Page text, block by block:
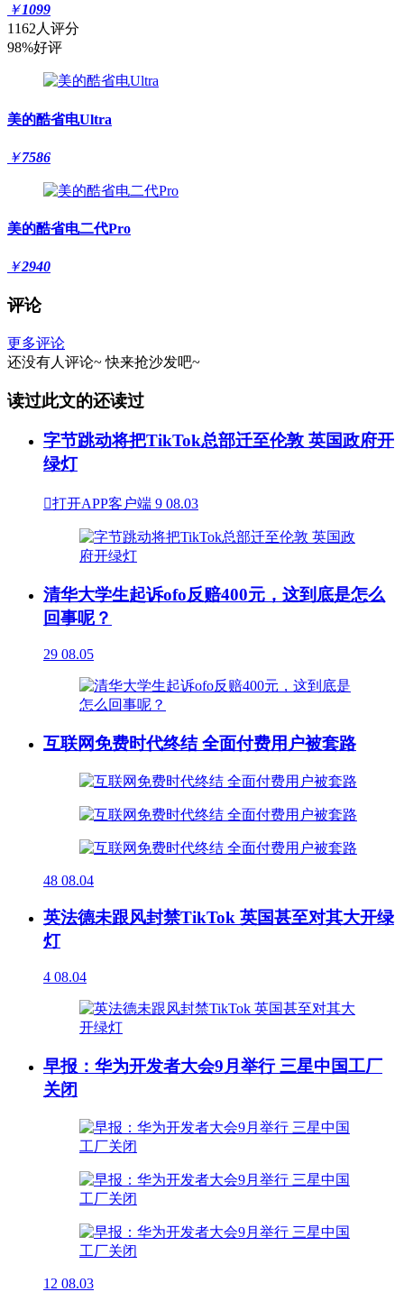
￥1099
1162人评分
98%好评
美的酷省电Ultra
￥7586
美的酷省电二代Pro
￥2940
评论
更多评论
还没有人评论~ 快来抢沙发吧~
读过此文的还读过
字节跳动将把TikTok总部迁至伦敦 英国政府开
绿灯
打开APP客户端 9 08.03
清华大学生起诉ofo反赔400元，这到底是怎么
回事呢？
29 08.05
互联网免费时代终结 全面付费用户被套路
48 08.04
英法德未跟风封禁TikTok 英国甚至对其大开绿
灯
4 08.04
早报：华为开发者大会9月举行 三星中国工厂
关闭
12 08.03